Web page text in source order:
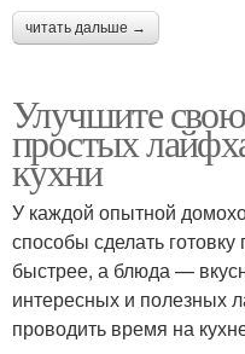
читать дальше →
Улучшите
простых
кухни
У каждой опытной
способы сделать
быстрее, а блюда —
интересных и полезных
проводить время на